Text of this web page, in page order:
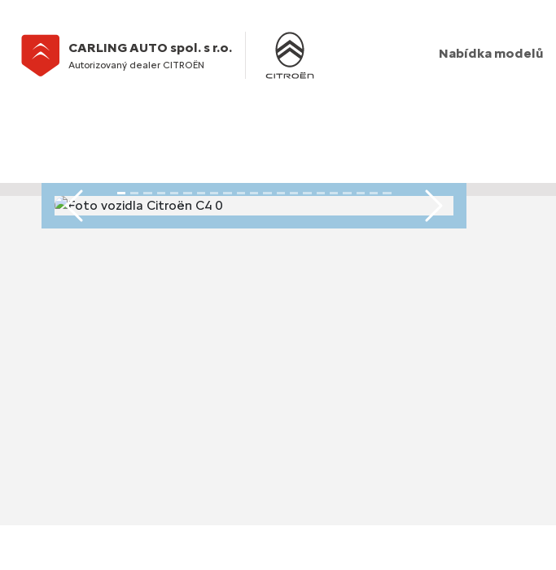
CARLING AUTO spol. s r.o.
Autorizovaný dealer CITROËN
Nabídka modelů
Předchozí Následující